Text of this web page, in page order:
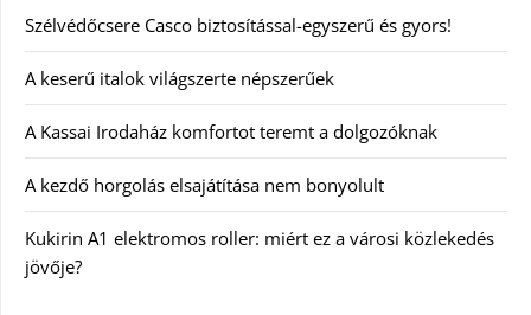
Szélvédőcsere Casco biztosítással-egyszerű és gyors!
A keserű italok világszerte népszerűek
A Kassai Irodaház komfortot teremt a dolgozóknak
A kezdő horgolás elsajátítása nem bonyolult
Kukirin A1 elektromos roller: miért ez a városi közlekedés
jövője?